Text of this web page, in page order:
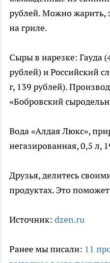
рублей. Можно жарить,
на гриле.
Сыры в нарезке: Гауда
рублей) и Российский
г, 139 рублей).
«Бобровский
Вода «Алдая Люкс»,
негазированная, 0,5 л,
Друзья, делитесь
продуктах. Это
Источник: dzen.ru
Ранее мы писали: 11